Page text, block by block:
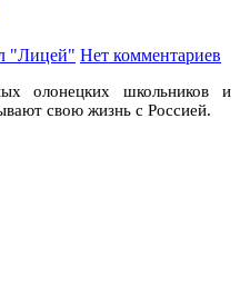
"Лицей" Нет комментариев
олонецких школьников и
свою жизнь с Россией.